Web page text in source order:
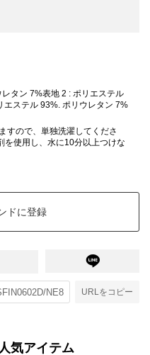
タン 7%表地 2 : ポリエステル
エステル 93%. ポリウレタン 7%
すので、単独洗濯してくださ
を使用し、水に10分以上つけな
ドに登録
URLをコピー
気アイテム